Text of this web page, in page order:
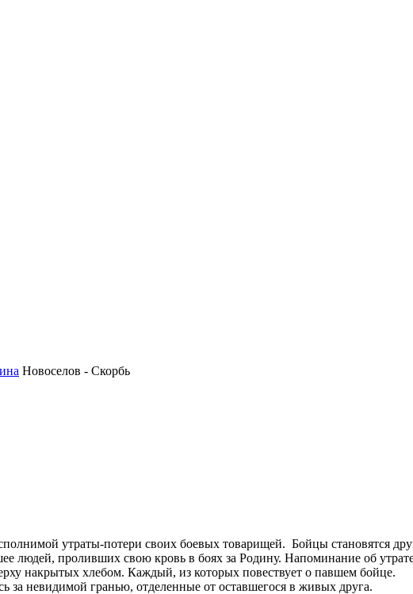
Новоселов - Скорбь
утраты-потери своих боевых товарищей. Бойцы становятся
людей, проливших свою кровь в боях за Родину. Напоминание об
накрытых хлебом. Каждый, из которых повествует о павшем бойце.
за невидимой гранью, отделенные от оставшегося в живых друга.